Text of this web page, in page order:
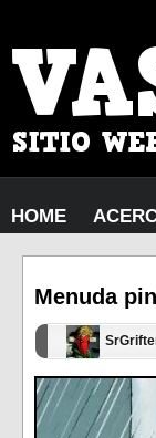
HOME
Menuda